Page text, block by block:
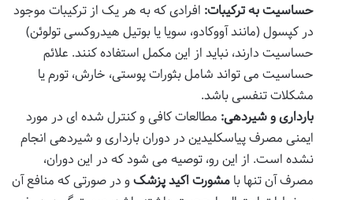
حساسیت به ترکیبات: افرادی که به هر یک از ترکیبات موجود
در کپسول (مانند آووکادو، سویا یا بوتیل هیدروکسی تولوئن)
حساسیت دارند، نباید از این مکمل استفاده کنند. علائم
حساسیت می تواند شامل بثورات پوستی، خارش، تورم یا
مشکلات تنفسی باشد.
بارداری و شیردهی: مطالعات کافی و کنترل شده ای در مورد
ایمنی مصرف پیاسکلیدین در دوران بارداری و شیردهی انجام
نشده است. از این رو، توصیه می شود که در این دوران،
مصرف آن تنها با مشورت اکید پزشکو در صورتی که منافع آن